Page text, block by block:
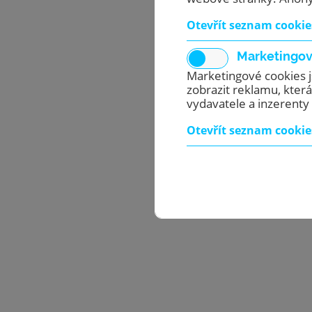
vám
pro
Otevřít seznam
Marketingové cookies
zobrazit reklamu,
vydavatele a
Otevřít seznam